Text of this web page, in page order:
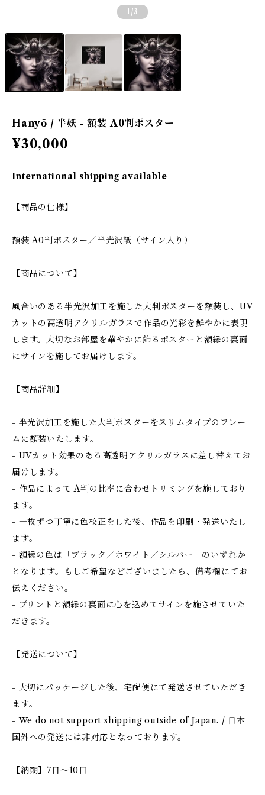
1 /3
Hanyō / 半妖 - 額装 A0判ポスター
¥30,000
International shipping available
【商品の仕様】
額装 A0判ポスター／半光沢紙（サイン入り）
【商品について】
風合いのある半光沢加工を施した大判ポスターを額装し、UV
カットの高透明アクリルガラスで作品の光彩を鮮やかに表現
します。大切なお部屋を華やかに飾るポスターと額縁の裏面
にサインを施してお届けします。
【商品詳細】
- 半光沢加工を施した大判ポスターをスリムタイプのフレー
ムに額装いたします。
- UVカット効果のある高透明アクリルガラスに差し替えてお
届けします。
- 作品によって A判の比率に合わせトリミングを施しており
ます。
- 一枚ずつ丁寧に色校正をした後、作品を印刷・発送いたし
ます。
- 額縁の色は「ブラック／ホワイト／シルバー」のいずれか
となります。もしご希望などございましたら、備考欄にてお
伝えください。
- プリントと額縁の裏面に心を込めてサインを施させていた
だきます。
【発送について】
- 大切にパッケージした後、宅配便にて発送させていただき
ます。
- We do not support shipping outside of Japan. / 日本
国外への発送には非対応となっております。
【納期】7日〜10日